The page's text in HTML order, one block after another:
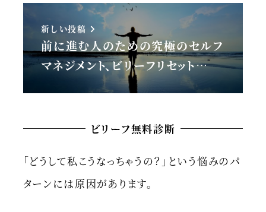
新しい投稿
前に進む人のための究極のセルフ
マネジメント、ビリーフリセット…
ビリーフ無料診断
「どうして私こうなっちゃうの？」という悩みのパ
ターンには原因があります。